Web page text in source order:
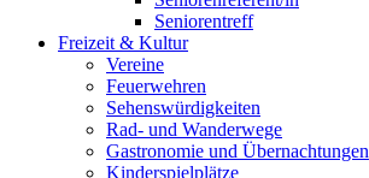
Seniorentreff
Freizeit & Kultur
Vereine
Feuerwehren
Sehenswürdigkeiten
Rad- und Wanderwege
Gastronomie und Übernachtungen
Kinderspielplätze